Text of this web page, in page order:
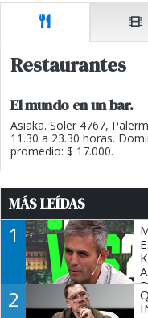
Restaurantes
El mundo en un bar.
Asiaka. Soler 4767,
11.30 a 23.30 horas.
promedio: $ 17.000.
MÁS LEÍDAS
1
2